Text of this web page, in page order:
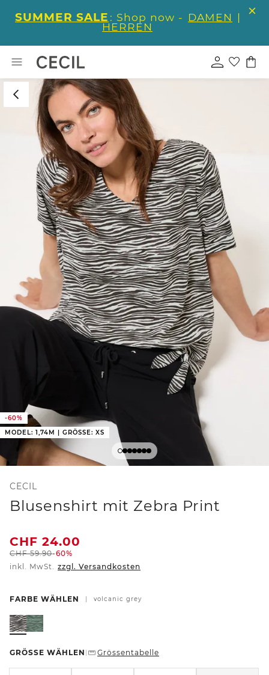
SUMMER SALE : Shop now - DAMEN |
HERREN
-60%
MODEL: 1,74M | GRÖSSE: XS
CECIL
Blusenshirt mit Zebra Print
CHF 24.00
CHF59.90-60%
inkl. MwSt. zzgl. Versandkosten
FARBE WÄHLEN volcanic grey
GRÖSSE WÄHLEN Grössentabelle